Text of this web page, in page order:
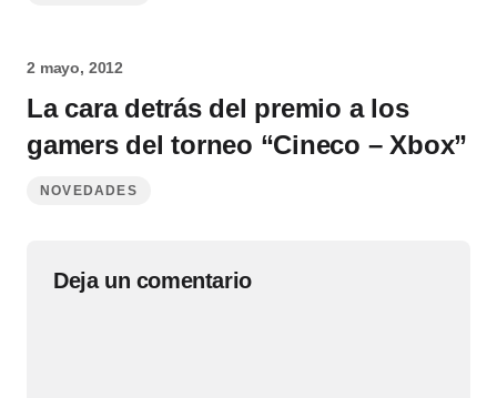
2 mayo, 2012
La cara detrás del premio a los
gamers del torneo “Cineco – Xbox”
NOVEDADES
Deja un comentario